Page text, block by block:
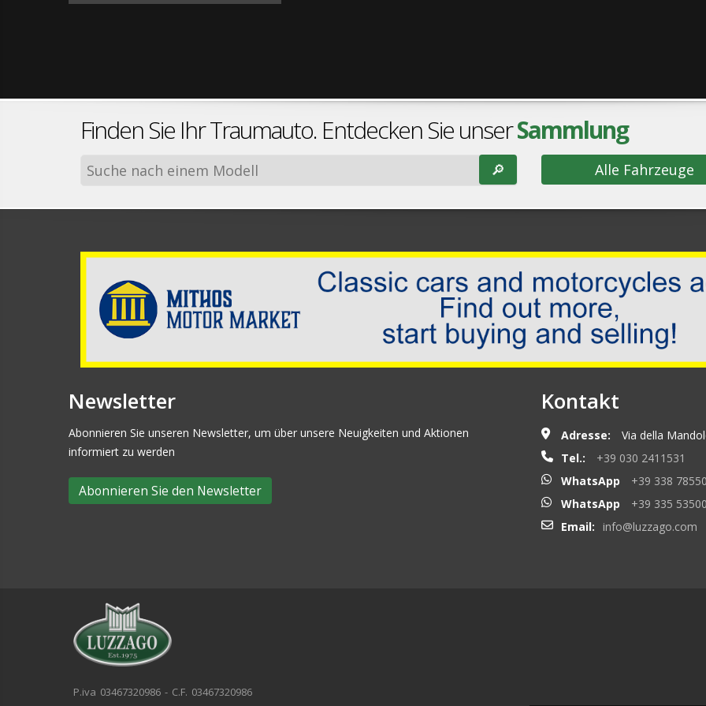
Finden Sie Ihr Traumauto. Entdecken Sie unserSammlung
🔎︎ Alle Fahrzeuge
Newsletter
Abonnieren Sie unseren Newsletter, um über unsere Neuigkeiten und Aktionen
informiert zu werden
Abonnieren Sie den Newsletter
Kontakt
Adresse:
Via della
Tel.:
+39 030 2411531
WhatsApp
+39 338
WhatsApp
+39 335
Email:
info@luzzago.com
P.iva 03467320986 - C.F. 03467320986